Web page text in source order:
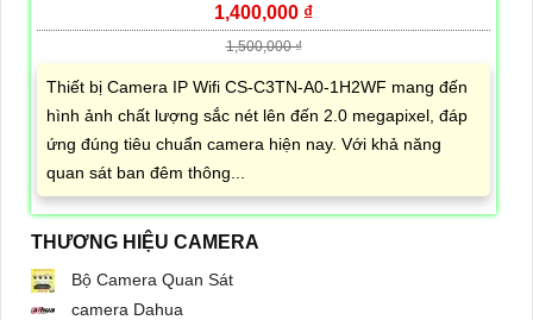
1,400,000 ₫
1,500,000 ₫
Thiết bị Camera IP Wifi CS-C3TN-A0-1H2WF mang đến
hình ảnh chất lượng sắc nét lên đến 2.0 megapixel, đáp
ứng đúng tiêu chuẩn camera hiện nay. Với khả năng
quan sát ban đêm thông...
THƯƠNG HIỆU CAMERA
Bộ Camera Quan Sát
camera Dahua